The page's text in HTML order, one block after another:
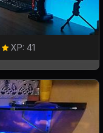
XP: 41